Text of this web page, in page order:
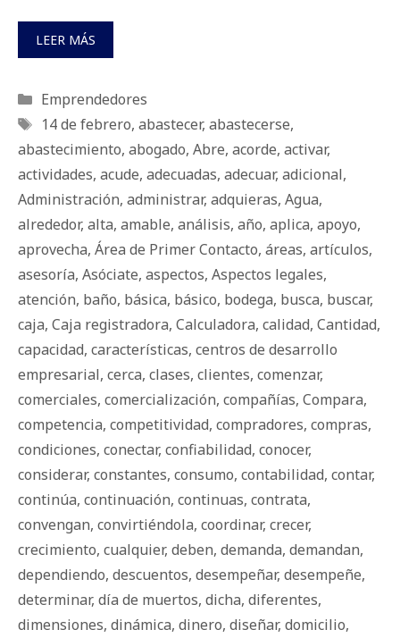
LEER MÁS
Categorías
Emprendedores
Etiquetas
14 de febrero, abastecer, abastecerse,
abastecimiento, abogado, Abre, acorde, activar,
actividades, acude, adecuadas, adecuar, adicional,
Administración, administrar, adquieras, Agua,
alrededor, alta, amable, análisis, año, aplica, apoyo,
aprovecha, Área de Primer Contacto, áreas, artículos,
asesoría, Asóciate, aspectos, Aspectos legales,
atención, baño, básica, básico, bodega, busca, buscar,
caja, Caja registradora, Calculadora, calidad, Cantidad,
capacidad, características, centros de desarrollo
empresarial, cerca, clases, clientes, comenzar,
comerciales, comercialización, compañías, Compara,
competencia, competitividad, compradores, compras,
condiciones, conectar, confiabilidad, conocer,
considerar, constantes, consumo, contabilidad, contar,
continúa, continuación, continuas, contrata,
convengan, convirtiéndola, coordinar, crecer,
crecimiento, cualquier, deben, demanda, demandan,
dependiendo, descuentos, desempeñar, desempeñe,
determinar, día de muertos, dicha, diferentes,
dimensiones, dinámica, dinero, diseñar, domicilio,